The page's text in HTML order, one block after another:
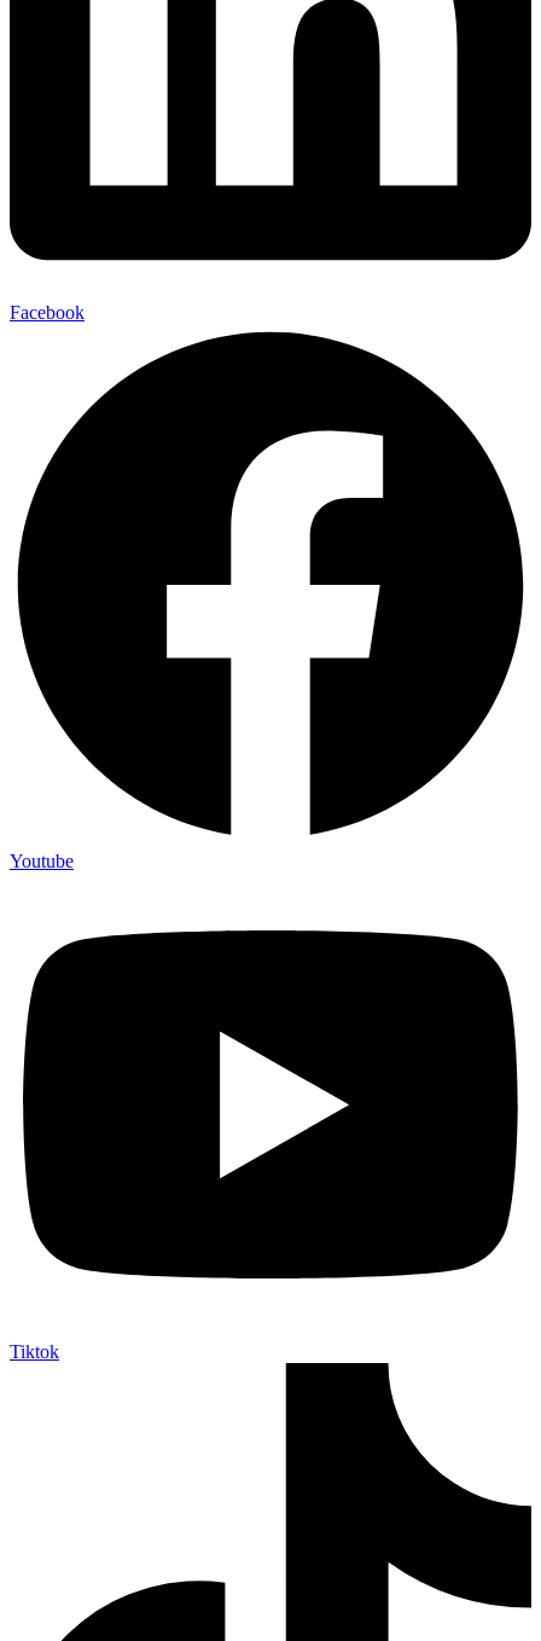
Facebook
Youtube
Tiktok